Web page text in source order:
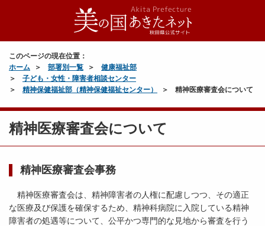
このページの現在位置：
ホーム
部署別一覧
健康福祉部
子ども・女性・障害者相談センター
精神保健福祉部（精神保健福祉センター）
精神医療審査会について
精神医療審査会について
精神医療審査会事務
精神医療審査会は、精神障害者の人権に配慮しつつ、その適正
な医療及び保護を確保するため、精神科病院に入院している精神
障害者の処遇等について、公平かつ専門的な見地から審査を行う